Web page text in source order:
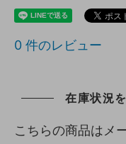
0 件のレビュー
在庫状況
こちらの商品はメ